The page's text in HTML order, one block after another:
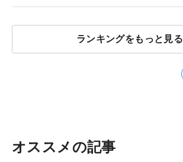
ランキングをもっと見る
オススメの記事